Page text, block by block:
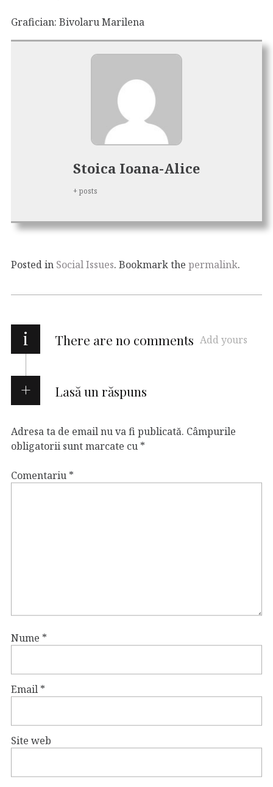
Grafician: Bivolaru Marilena
Stoica Ioana-Alice
+ posts
Posted in Social Issues. Bookmark the permalink.
i There are no comments Add yours
Lasă un răspuns
Adresa ta de email nu va fi publicată. Câmpurile
obligatorii sunt marcate cu *
Comentariu *
Nume *
Email *
Site web